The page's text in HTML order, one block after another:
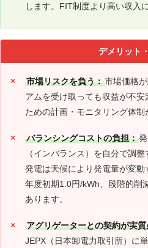
します。FIT制度より高い収入
デメリット
市場リスクを負う：市場価格
アムを受け取っても収益が不
ための計画・モニタリング体制
バランシングコストの負担：
（インバランス）を自分で調
発電は天候により発電量が変
年度初期1.0円/kWh、段階的削
あります。
アグリゲーターとの契約が実
JEPX（日本卸電力取引所）に